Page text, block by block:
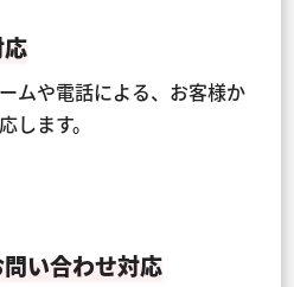
ムや電話による、お客様か
します。
い合わせ対応